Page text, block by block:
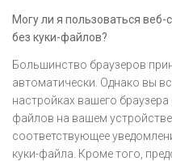
Могу ли я пользоваться веб-
без куки-файлов?
Большинство браузеров
автоматически. Однако вы
настройках вашего
файлов на вашем
соответствующее
куки-файла. Кроме того,